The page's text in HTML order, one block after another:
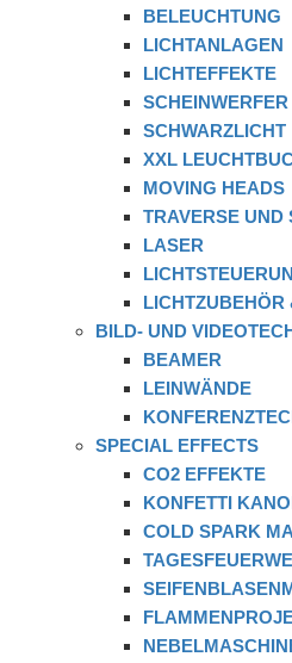
BELEUCHTUNG
LICHTANLAGEN
LICHTEFFEKTE
SCHEINWERFER
SCHWARZLICHT
XXL
MOVING HEADS
TRAVERSE UND
LASER
BILD- UND
BEAMER
LEINWÄNDE
SPECIAL EFFECTS
CO2 EFFEKTE
KONFETTI
COLD SPARK